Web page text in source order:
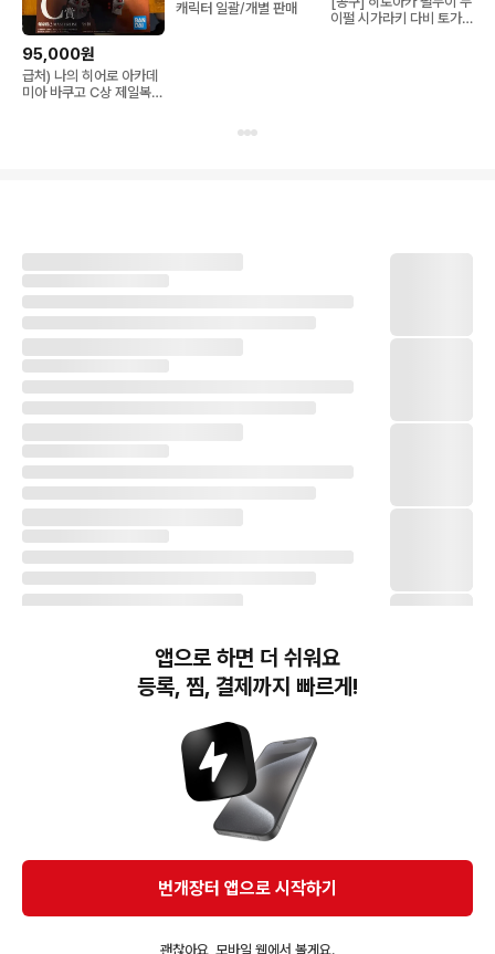
95,000원
급처) 나의 히어로 아카데
미아 바쿠고 C상 제일복권
캐릭터 일괄/개별 판매
이펄 시가라키 다비 토가
번개장터(주) 사업자정보, 이용약관 및 기타 법적고지
번개장터㈜는 통신판매중개자이며, 통신판매의 당사자가 아닙니다. 전자상거래 등에서의
소비자보호에 관한 법률 등 관련 법령 및 번개장터㈜의 약관에 따라 상품, 상품정보, 거래에 관한 책임은
개별 판매자에게 귀속하고, 번개장터㈜는 원칙적으로 회원간 거래에 대하여 책임을 지지 않습니다.
다만, 번개장터㈜가 직접 판매하는 상품에 대한 책임은 번개장터㈜에게 귀속합니다.
APP 다운로드
앱으로 하면 더 쉬워요
등록, 찜, 결제까지 빠르게!
번개장터 앱으로 시작하기
괜찮아요, 모바일 웹에서 볼게요.